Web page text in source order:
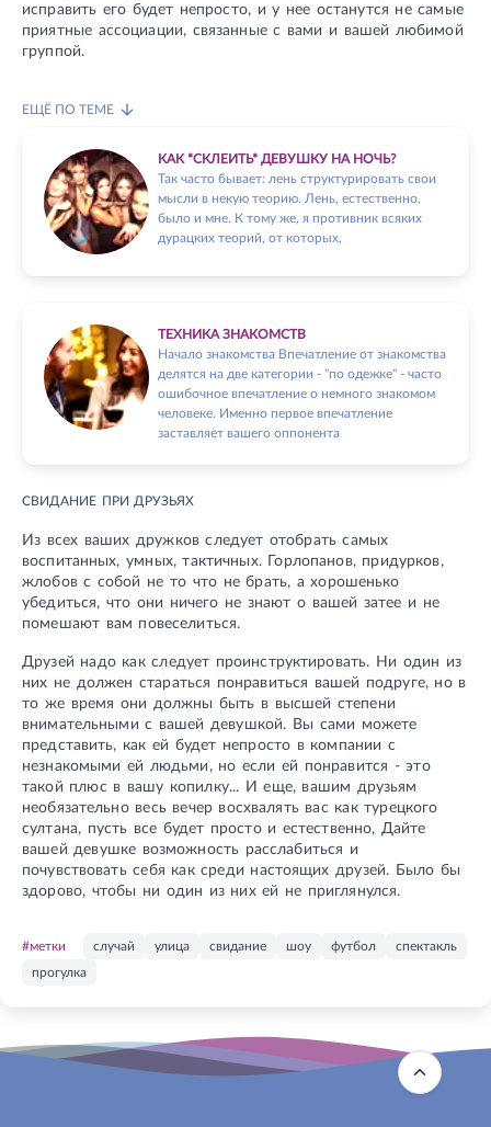
исправить его будет непросто, и у нее останутся не самые
приятные ассоциации, связанные с вами и вашей любимой
группой.
ЕЩЁ ПО ТЕМЕ
КАК *СКЛЕИТЬ* ДЕВУШКУ НА НОЧЬ?
Так часто бывает: лень структурировать свои
мысли в некую теорию. Лень, естественно,
было и мне. К тому же, я противник всяких
дурацких теорий, от которых,
ТЕХНИКА ЗНАКОМСТВ
Начало знакомства Впечатление от знакомства
делятся на две категории - "по одежке" - часто
ошибочное впечатление о немного знакомом
человеке. Именно первое впечатление
заставляет вашего оппонента
СВИДАНИЕ ПРИ ДРУЗЬЯХ
Из всех ваших дружков следует отобрать самых
воспитанных, умных, тактичных. Горлопанов, придурков,
жлобов с собой не то что не брать, а хорошенько
убедиться, что они ничего не знают о вашей затее и не
помешают вам повеселиться.
Друзей надо как следует проинструктировать. Ни один из
них не должен стараться понравиться вашей подруге, но в
то же время они должны быть в высшей степени
внимательными с вашей девушкой. Вы сами можете
представить, как ей будет непросто в компании с
незнакомыми ей людьми, но если ей понравится - это
такой плюс в вашу копилку... И еще, вашим друзьям
необязательно весь вечер восхвалять вас как турецкого
султана, пусть все будет просто и естественно, Дайте
вашей девушке возможность расслабиться и
почувствовать себя как среди настоящих друзей. Было бы
здорово, чтобы ни один из них ей не приглянулся.
#метки случай улица свидание шоу футбол
спектакль
прогулка